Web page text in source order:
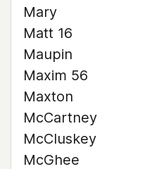
Mary
Matt 16
Maupin
Maxim 56
Maxton
McCartney
McCluskey
McGhee